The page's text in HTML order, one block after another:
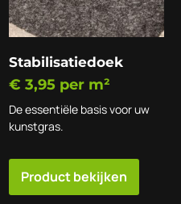
Stabilisatiedoek
€ 3,95 per m²
De essentiële basis voor uw
kunstgras.
Product bekijken